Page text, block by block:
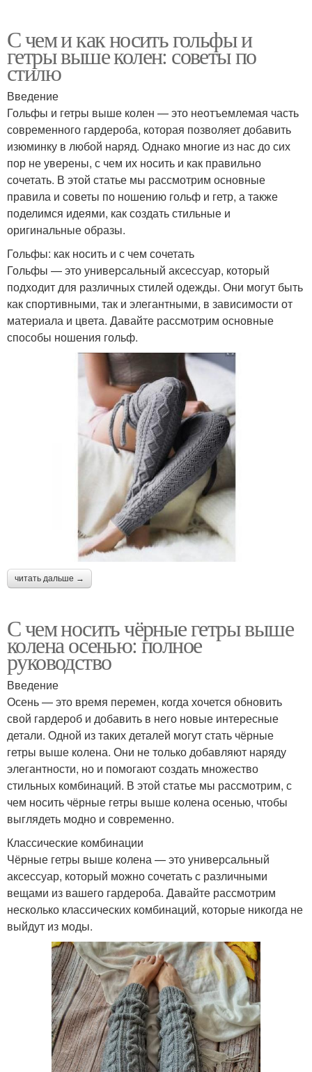
С чем и как носить гольфы и
гетры выше колен: советы по
стилю
Введение
Гольфы и гетры выше колен — это неотъемлемая часть
современного гардероба, которая позволяет добавить
изюминку в любой наряд. Однако многие из нас до сих
пор не уверены, с чем их носить и как правильно
сочетать. В этой статье мы рассмотрим основные
правила и советы по ношению гольф и гетр, а также
поделимся идеями, как создать стильные и
оригинальные образы.
Гольфы: как носить и с чем сочетать
Гольфы — это универсальный аксессуар, который
подходит для различных стилей одежды. Они могут быть
как спортивными, так и элегантными, в зависимости от
материала и цвета. Давайте рассмотрим основные
способы ношения гольф.
читать дальше →
С чем носить чёрные гетры выше
колена осенью: полное
руководство
Введение
Осень — это время перемен, когда хочется обновить
свой гардероб и добавить в него новые интересные
детали. Одной из таких деталей могут стать чёрные
гетры выше колена. Они не только добавляют наряду
элегантности, но и помогают создать множество
стильных комбинаций. В этой статье мы рассмотрим, с
чем носить чёрные гетры выше колена осенью, чтобы
выглядеть модно и современно.
Классические комбинации
Чёрные гетры выше колена — это универсальный
аксессуар, который можно сочетать с различными
вещами из вашего гардероба. Давайте рассмотрим
несколько классических комбинаций, которые никогда не
выйдут из моды.